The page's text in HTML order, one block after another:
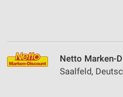
Netto Marken-
Saalfeld,